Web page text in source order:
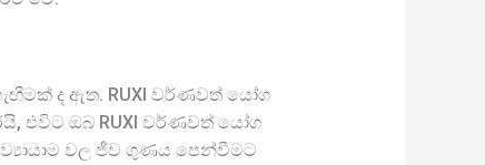
ද ඇත. RUXI වර්ණවත් යෝග
එවිට ඔබ RUXI වර්ණවත් යෝග
වල ජීව ගුණය පෙන්වීමට